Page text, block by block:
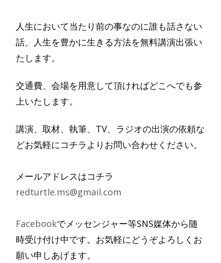
人生において当たり前の事なのに誰も話さない
話、人生を豊かに生きる方法を無料講演出張い
たします。
交通費、会場を用意して頂ければどこへでも参
上いたします。
講演、取材、執筆、TV、ラジオの出演の依頼な
どお気軽にコチラよりお問い合わせください。
メールアドレスはコチラ
redturtle.ms@gmail.com
Facebookでメッセンジャー等SNS媒体から随
時受け付け中です。お気軽にどうぞよろしくお
願い申しあげます。